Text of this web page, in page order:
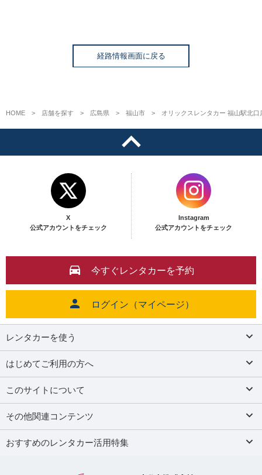
経路情報画面に戻る
HOME 店舗を探す 広島県 福山市 オリックスレンタカー 福山駅北口
X
公式アカウントをチェック
Instagram
公式アカウントをチェック
今すぐレンタカーを予約
ログイン（マイページ）
レンタカーを使う
はじめてご利用の方へ
このサイトについて
その他関連コンテンツ
おすすめのレンタカー活用特集